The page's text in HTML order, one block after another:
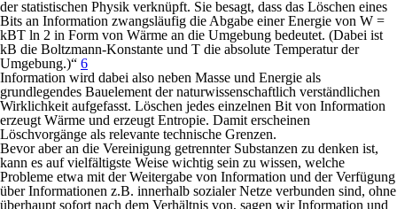
der statistischen Physik verknüpft. Sie besagt, dass das Löschen eines
Bits an Information zwangsläufig die Abgabe einer Energie von W =
kBT ln ⁡2 in Form von Wärme an die Umgebung bedeutet. (Dabei ist
kB die Boltzmann-Konstante und T die absolute Temperatur der
Umgebung.)“ 6
Information wird dabei also neben Masse und Energie als
grundlegendes Bauelement der naturwissenschaftlich verständlichen
Wirklichkeit aufgefasst. Löschen jedes einzelnen Bit von Information
erzeugt Wärme und erzeugt Entropie. Damit erscheinen
Löschvorgänge als relevante technische Grenzen.
Bevor aber an die Vereinigung getrennter Substanzen zu denken ist,
kann es auf vielfältigste Weise wichtig sein zu wissen, welche
Probleme etwa mit der Weitergabe von Information und der Verfügung
über Informationen z.B. innerhalb sozialer Netze verbunden sind, ohne
überhaupt sofort nach dem Verhältnis von, sagen wir Information und